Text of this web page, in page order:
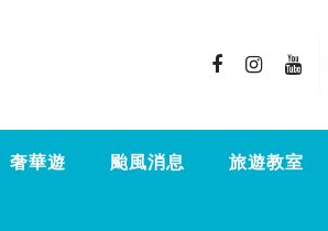
奢華遊 颱風消息 旅遊教室